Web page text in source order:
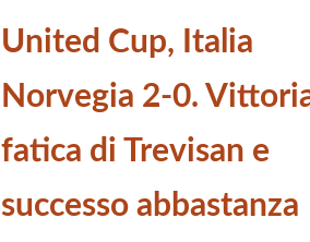
United Cup, Italia
Norvegia 2-0.
fatica di Trevisan e
successo abbastanza